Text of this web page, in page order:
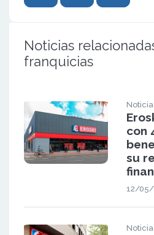
Noticias
franquicias
Noticia
con
su
12/
Noticia